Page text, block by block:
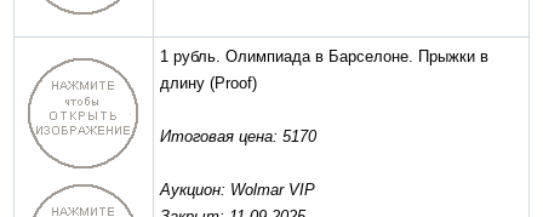
1 рубль. Олимпиада в Барселоне. Прыжки в
длину (Proof)
Итоговая цена: 5170
Аукцион: Wolmar VIP